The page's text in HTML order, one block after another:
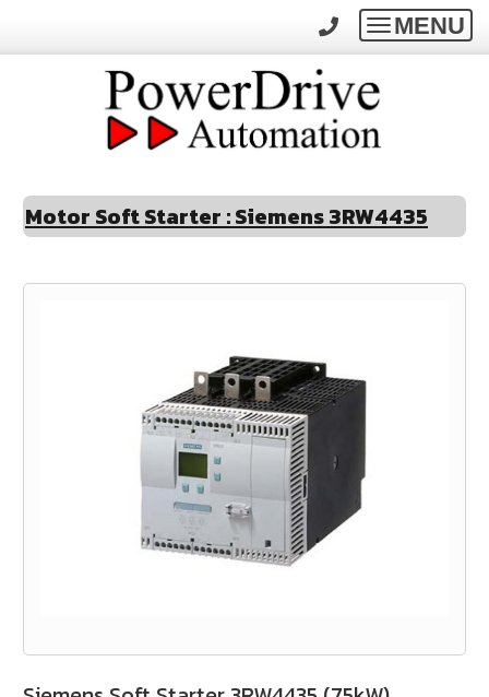
Toggle
MENU
Motor Soft Starter : Siemens 3RW4435